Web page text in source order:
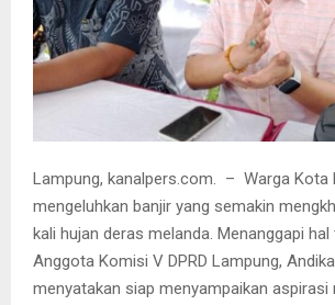
Lampung, kanalpers.com. – Warga Kota
mengeluhkan banjir yang semakin
kali hujan deras melanda. Menanggapi hal
Anggota Komisi V DPRD Lampung,
menyatakan siap menyampaikan aspirasi